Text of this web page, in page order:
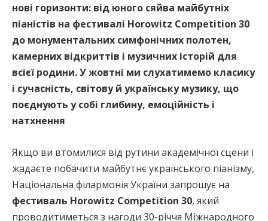
нові горизонти: від юного сяйва майбутніх
піаністів на фестивалі Horowitz Competition 30
до монументальних симфонічних полотен,
камерних відкриттів і музичних історій для
всієї родини. У жовтні ми слухатимемо класику
і сучасність, світову й українську музику, що
поєднують у собі глибину, емоційність і
натхнення
Якщо ви втомилися від рутини академічної сцени і
жадаєте побачити майбутнє українського піанізму,
Національна філармонія України запрошує на
фестиваль Horowitz Competition 30, який
проводитиметься з нагоди 30-річчя Міжнародного